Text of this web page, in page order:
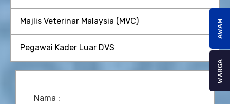
Majlis Veterinar Malaysia (MVC)
Pegawai Kader Luar DVS
Nama :
AWAM
WARGA